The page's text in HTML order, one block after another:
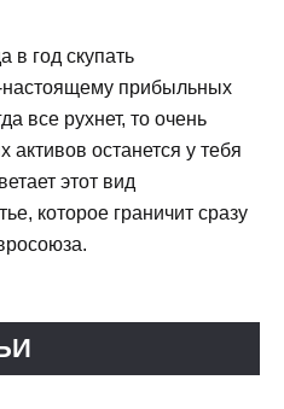
в год скупать
настоящему прибыльных
все рухнет, то очень
останется у тебя
этот вид
которое граничит сразу